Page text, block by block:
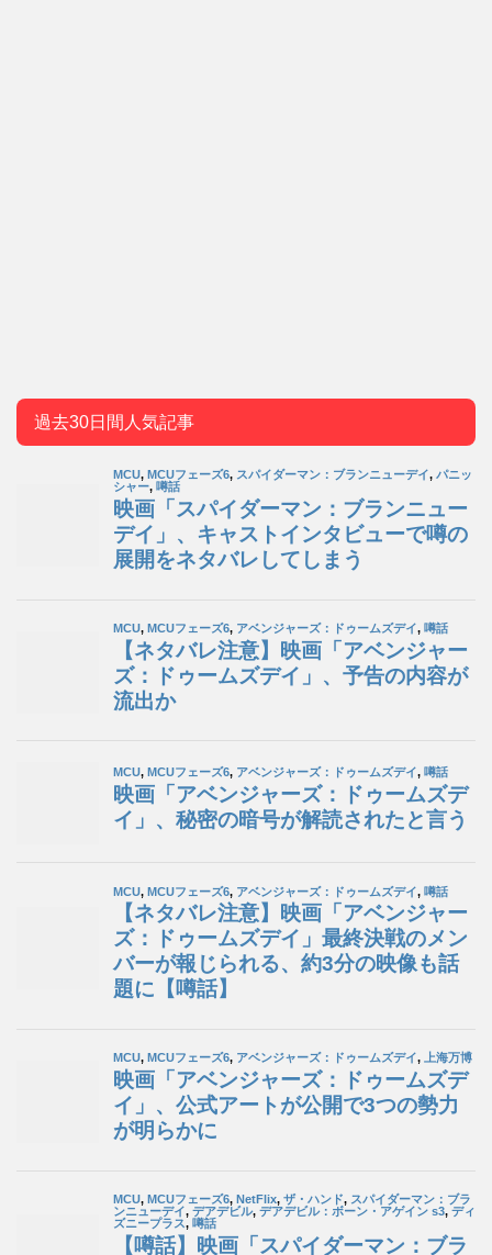
過去30日間人気記事